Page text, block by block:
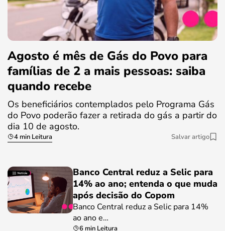
Agosto é mês de Gás do Povo para
famílias de 2 a mais pessoas: saiba
quando recebe
Os beneficiários contemplados pelo Programa Gás
do Povo poderão fazer a retirada do gás a partir do
dia 10 de agosto.
4 min Leitura Salvar artigo
Banco Central reduz a Selic para
14% ao ano; entenda o que muda
após decisão do Copom
Banco Central reduz a Selic para 14%
ao ano e…
6 min Leitura